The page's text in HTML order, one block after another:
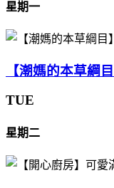
星期一
【潮媽的本草綱
TUE
星期二